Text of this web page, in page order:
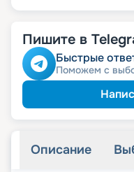
Пишите в
Быстрые
Поможем с
Описание